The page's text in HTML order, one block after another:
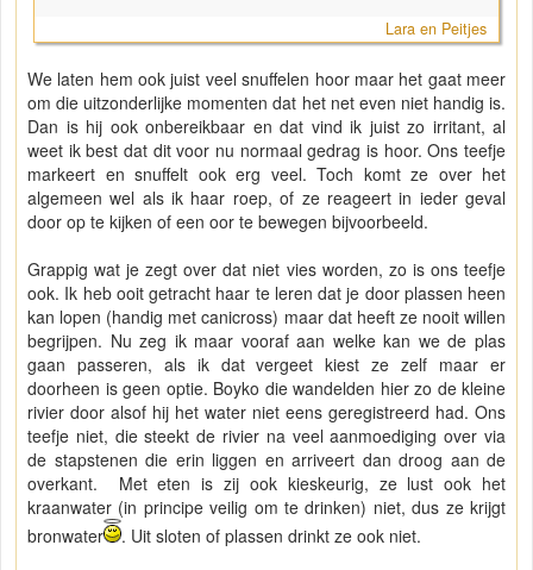
Lara en Peitjes
We laten hem ook juist veel snuffelen hoor maar het gaat meer
om die uitzonderlijke momenten dat het net even niet handig is.
Dan is hij ook onbereikbaar en dat vind ik juist zo irritant, al
weet ik best dat dit voor nu normaal gedrag is hoor. Ons teefje
markeert en snuffelt ook erg veel. Toch komt ze over het
algemeen wel als ik haar roep, of ze reageert in ieder geval
door op te kijken of een oor te bewegen bijvoorbeeld.
Grappig wat je zegt over dat niet vies worden, zo is ons teefje
ook. Ik heb ooit getracht haar te leren dat je door plassen heen
kan lopen (handig met canicross) maar dat heeft ze nooit willen
begrijpen. Nu zeg ik maar vooraf aan welke kan we de plas
gaan passeren, als ik dat vergeet kiest ze zelf maar er
doorheen is geen optie. Boyko die wandelden hier zo de kleine
rivier door alsof hij het water niet eens geregistreerd had. Ons
teefje niet, die steekt de rivier na veel aanmoediging over via
de stapstenen die erin liggen en arriveert dan droog aan de
overkant. Met eten is zij ook kieskeurig, ze lust ook het
kraanwater (in principe veilig om te drinken) niet, dus ze krijgt
bronwater
. Uit sloten of plassen drinkt ze ook niet.